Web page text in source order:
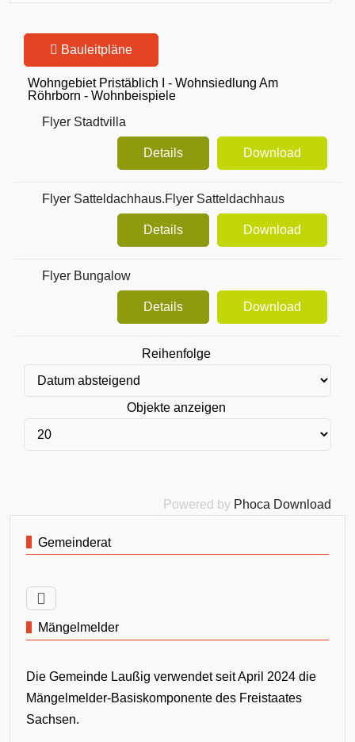
Bauleitpläne
Wohngebiet Pristäblich I - Wohnsiedlung Am
Röhrborn - Wohnbeispiele
Flyer Stadtvilla
Download
Details
Flyer Satteldachhaus.Flyer Satteldachhaus
Download
Details
Flyer Bungalow
Download
Details
Reihenfolge
Objekte anzeigen
Powered by Phoca Download
Gemeinderat
Mängelmelder
Die Gemeinde Laußig verwendet seit April 2024 die
Mängelmelder-Basiskomponente des Freistaates
Sachsen.